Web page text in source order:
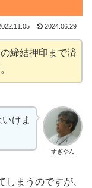
2024.06.29
締結押印まで済
すぎやん
けま
まうのですが、